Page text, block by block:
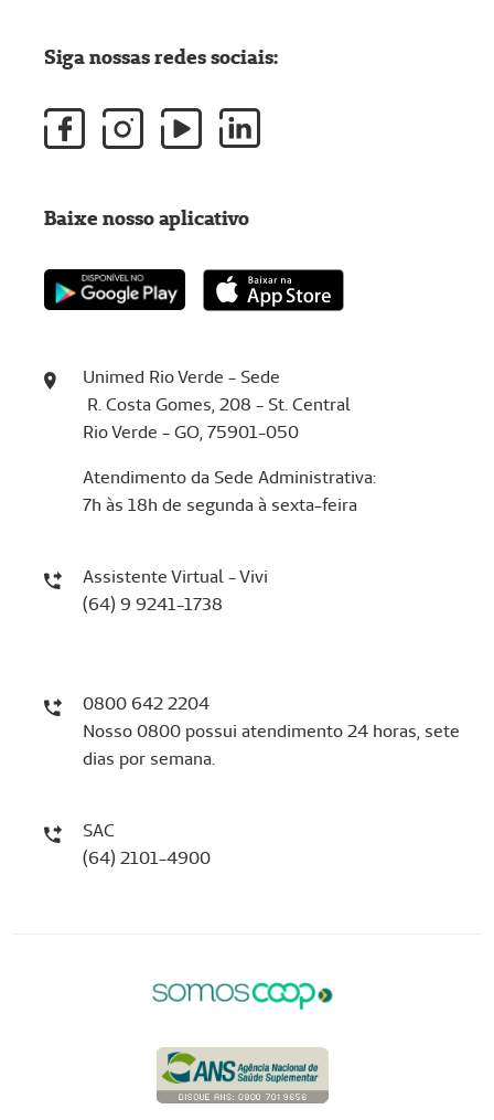
Unimed Rio Verde - Sede
R. Costa Gomes, 208 - St. Central
Rio Verde - GO, 75901-050
Atendimento da Sede Administrativa:
7h às 18h de segunda à sexta-feira
Assistente Virtual - Vivi
(64) 9 9241-1738
0800 642 2204
Nosso 0800 possui atendimento 24 horas, sete
dias por semana.
SAC
(64) 2101-4900
Siga nossas redes sociais:
Baixe nosso aplicativo